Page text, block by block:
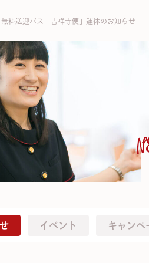
無料送迎バス「吉祥寺便」運休のお知らせ
イベント キャンペ